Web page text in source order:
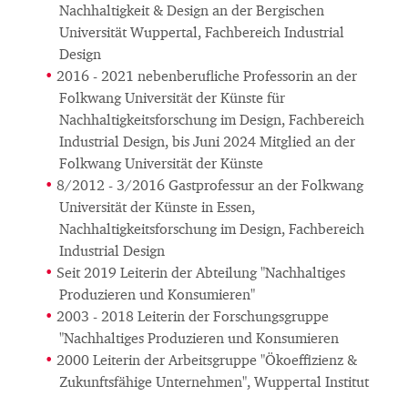
Nachhaltigkeit & Design an der Bergischen
Universität Wuppertal, Fachbereich Industrial
Design
2016 - 2021 nebenberufliche Professorin an der
Folkwang Universität der Künste für
Nachhaltigkeitsforschung im Design, Fachbereich
Industrial Design, bis Juni 2024 Mitglied an der
Folkwang Universität der Künste
8/2012 - 3/2016 Gastprofessur an der Folkwang
Universität der Künste in Essen,
Nachhaltigkeitsforschung im Design, Fachbereich
Industrial Design
Seit 2019 Leiterin der Abteilung "Nachhaltiges
Produzieren und Konsumieren"
2003 - 2018 Leiterin der Forschungsgruppe
"Nachhaltiges Produzieren und Konsumieren
2000 Leiterin der Arbeitsgruppe "Ökoeffizienz &
Zukunftsfähige Unternehmen", Wuppertal Institut